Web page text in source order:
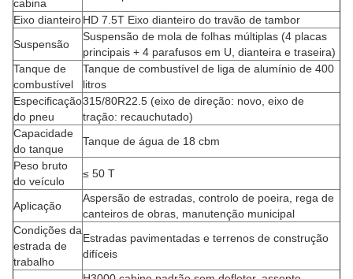
cabina
Eixo dianteiroHD 7.5T Eixo dianteiro do travão de tambor
Suspensão
Suspensão de mola de folhas múltiplas (4 placas
principais + 4 parafusos em U, dianteira e traseira)
Tanque de
combustível
Tanque de combustível de liga de alumínio de 400
litros
Especificação
do pneu
315/80R22.5 (eixo de direção: novo, eixo de
tração: recauchutado)
Capacidade
do tanque
Tanque de água de 18 cbm
Peso bruto
do veículo
≤ 50 T
Aplicação
Aspersão de estradas, controlo de poeira, rega de
canteiros de obras, manutenção municipal
Condições da
estrada de
trabalho
Estradas pavimentadas e terrenos de construção
difíceis